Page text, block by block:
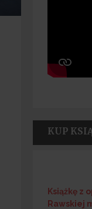
KUP
Książkę z
Rawskiej